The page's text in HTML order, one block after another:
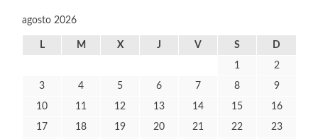
agosto 2026
L M X J V S D
1 2
3 4 5 6 7 8 9
10 11 12 13 14 15 16
17 18 19 20 21 22 23